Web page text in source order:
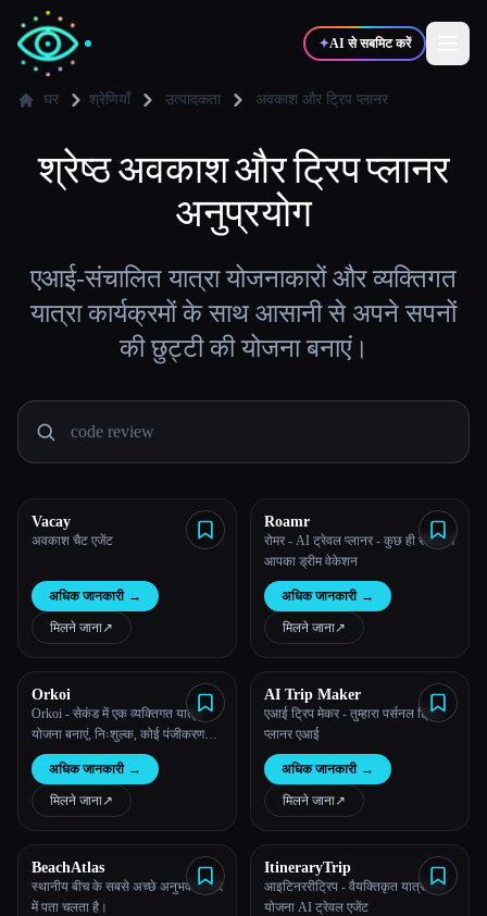
✦AI से सबमिट करें
✍️लेखक 🎨डिज़ाइनर
📈
🎓विद्यार्थी 🎬क्रिएटर्स
ब्लॉग
सभी श्रेणियाँ
हमारे बारे में
Esc
घर श्रेणियाँ उत्पादकता अवकाश और ट्रिप प्लानर
श्रेष्ठअवकाश और ट्रिप प्लानर
अनुप्रयोग
एआई-संचालित यात्रा योजनाकारों और व्यक्तिगत
यात्रा कार्यक्रमों के साथ आसानी से अपने सपनों
की छुट्टी की योजना बनाएं।
Vacay
अवकाश चैट एजेंट
अधिक जानकारी →
मिलने जाना↗︎
Roamr
रोमर - AI ट्रेवल प्लानर - कुछ ही सेकंड में
आपका ड्रीम वेकेशन
अधिक जानकारी →
मिलने जाना↗︎
Orkoi
Orkoi - सेकंड में एक व्यक्तिगत यात्रा
योजना बनाएं, निःशुल्क, कोई पंजीकरण
नहीं
अधिक जानकारी →
मिलने जाना↗︎
AI Trip Maker
एआई ट्रिप मेकर - तुम्हारा पर्सनल ट्रिप
प्लानर एआई
अधिक जानकारी →
मिलने जाना↗︎
BeachAtlas
स्थानीय बीच के सबसे अच्छे अनुभव के बारे
में पता चलता है।
ItineraryTrip
आइटिनररीट्रिप - वैयक्तिकृत यात्रा की
योजना AI ट्रेवल एजेंट